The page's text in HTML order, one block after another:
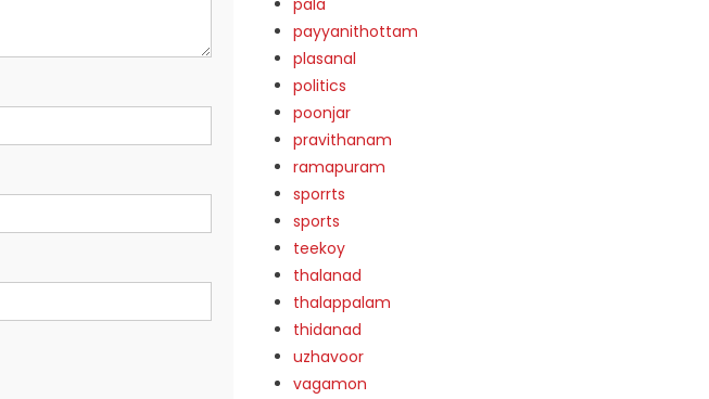
pala
payyanithottam
plasanal
politics
poonjar
pravithanam
ramapuram
sporrts
sports
teekoy
thalanad
thalappalam
thidanad
uzhavoor
vagamon